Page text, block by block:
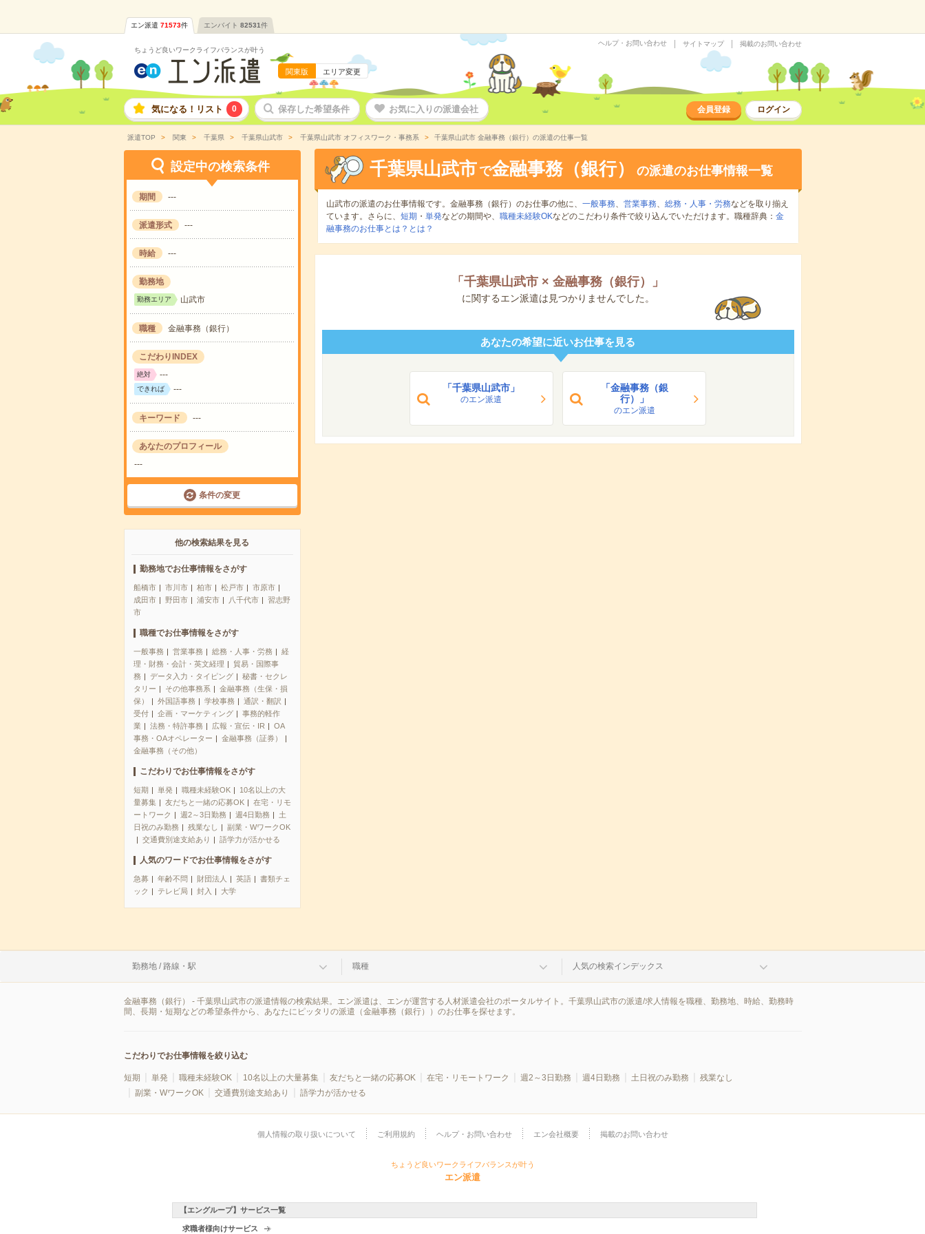
エン派遣 71573件 エンバイト 82531件
ちょうど良いワークライフバランスが叶う
関東版 エリア変更
ヘルプ・お問い合わせ サイトマップ 掲載のお問い合わせ
気になる！リスト 0 保存した希望条件 お気に入りの派遣会社 会員登録 ログイン
派遣TOP 関東 千葉県 千葉県山武市 千葉県山武市 オフィスワーク・事務系 千葉県山武市 金融事務（銀行）の派遣の仕事一覧
設定中の検索条件
期間 ---
派遣形式 ---
時給 ---
勤務地
勤務エリア 山武市
職種 金融事務（銀行）
こだわりINDEX
絶対 ---
できれば ---
キーワード ---
あなたのプロフィール
---
条件の変更
他の検索結果を見る
勤務地でお仕事情報をさがす
船橋市 市川市 柏市 松戸市
市原市
成田市
野田市 浦安市 八千代市
習志野
市
職種でお仕事情報をさがす
一般事務 営業事務 総務・人事・労務
経
理・財務・会計・英文経理
貿易・国際事
務
データ入力・タイピング
秘書・セクレ
タリー
その他事務系
金融事務（生保・損
保）
外国語事務 学校事務
通訳・翻訳
受付
企画・マーケティング
事務的軽作
業
法務・特許事務 広報・宣伝・IR
OA
事務・OAオペレーター
金融事務（証券）
金融事務（その他）
こだわりでお仕事情報をさがす
短期 単発 職種未経験OK
10名以上の大
量募集
友だちと一緒の応募OK
在宅・リモ
ートワーク
週2～3日勤務 週4日勤務
土
日祝のみ勤務
残業なし
副業・WワークOK
交通費別途支給あり
語学力が活かせる
人気のワードでお仕事情報をさがす
急募 年齢不問 財団法人 英語
書類チェ
ック
テレビ局 封入 大学
千葉県山武市 で金融事務（銀行） の派遣のお仕事情報一覧
山武市の派遣のお仕事情報です。金融事務（銀行）のお仕事の他に、 一般事務、 営業事務、 総務・人事・労務などを取り揃え
ています。さらに、 短期 ・ 単発などの期間や、 職種未経験OKなどのこだわり条件で絞り込んでいただけます。職種辞典： 金
融事務のお仕事とは？とは？
「 千葉県山武市 × 金融事務（銀行） 」
に関するエン派遣は見つかりませんでした。
あなたの希望に近いお仕事を見る
「千葉県山武市」
のエン派遣
「金融事務（銀
行）」
のエン派遣
勤務地 / 路線・駅 職種 人気の検索インデックス
金融事務（銀行） - 千葉県山武市の派遣情報の検索結果。エン派遣は、エンが運営する人材派遣会社のポータルサイト。千葉県山武市の派遣/求人情報を職種、勤務地、時給、勤務時
間、長期・短期などの希望条件から、あなたにピッタリの派遣（金融事務（銀行））のお仕事を探せます。
こだわりでお仕事情報を絞り込む
短期 単発 職種未経験OK 10名以上の大量募集 友だちと一緒の応募OK 在宅・リモートワーク 週2～3日勤務 週4日勤務 土日祝のみ勤務
残業なし
副業・WワークOK
交通費別途支給あり 語学力が活かせる
個人情報の取り扱いについて ご利用規約 ヘルプ・お問い合わせ エン会社概要 掲載のお問い合わせ
ちょうど良いワークライフバランスが叶う
エン派遣
【エングループ】サービス一覧
求職者様向けサービス